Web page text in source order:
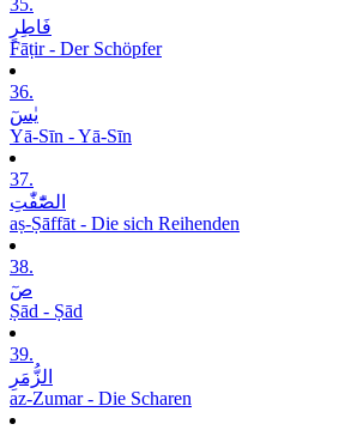
35.
فَاطِرٍ
Fāṭir - Der Schöpfer
36.
یٰسٓ
Yā-Sīn - Yā-Sīn
37.
الصّٰٓفّٰتِ
aṣ-Ṣāffāt - Die sich Reihenden
38.
صٓ
Ṣād - Ṣād
39.
الزُّمَرِ
az-Zumar - Die Scharen